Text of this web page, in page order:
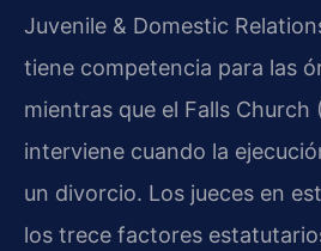
Juvenile & Domestic
tiene competencia para las
mientras que el Falls
interviene cuando la
un divorcio. Los jueces en
los trece factores